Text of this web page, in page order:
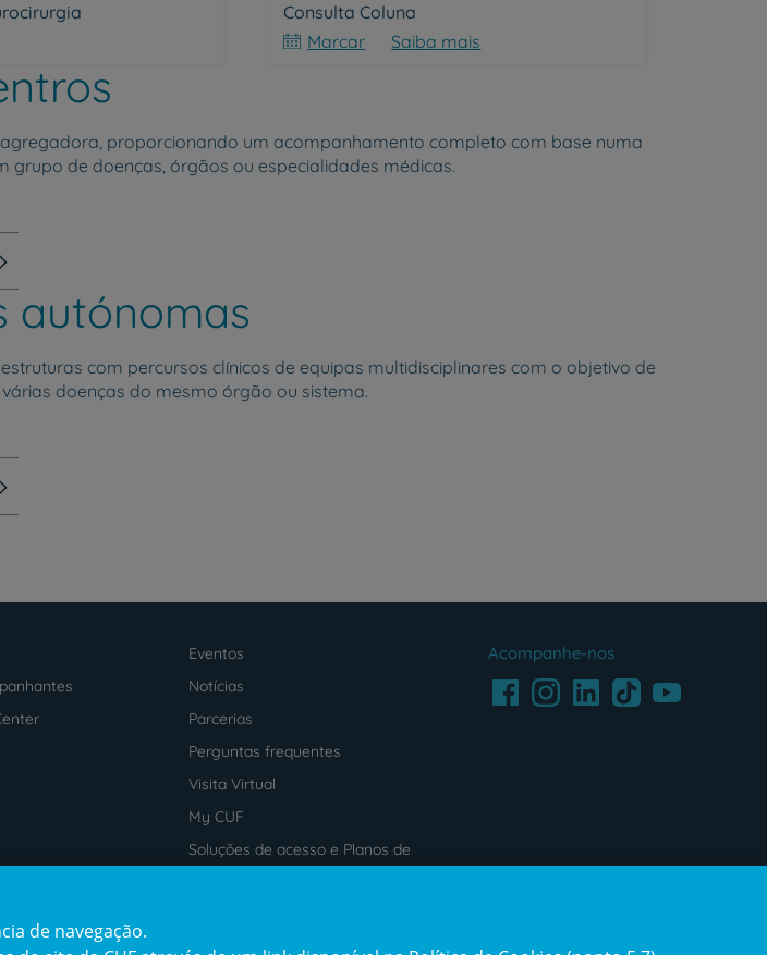
Consulta Coluna
Marcar
Saiba mais
proporcionando um acompanhamento completo com base numa
grupo de doenças, órgãos ou especialidades médicas.
autónomas
com percursos clínicos de equipas multidisciplinares com o objetivo de
doenças do mesmo órgão ou sistema.
Eventos
Notícias
Parcerias
Perguntas frequentes
Visita Virtual
My CUF
Crédito
Soluções de acesso e Planos de
saúde
Acompanhe-nos
FacebookInstagramLinkedInTikTokYoutube
de navegação.